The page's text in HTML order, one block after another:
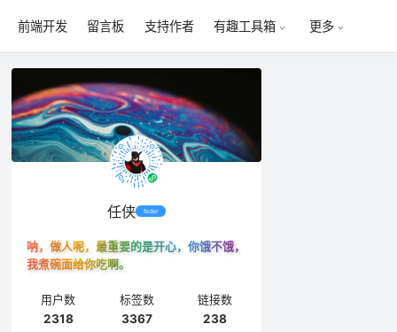
前端开发 留言板 支持作者 有趣工具箱 更多
任侠 feder
呐，做人呢，最重要的是开心，你饿不饿，
我煮碗面给你吃啊。
用户数
2318
标签数
3367
链接数
238